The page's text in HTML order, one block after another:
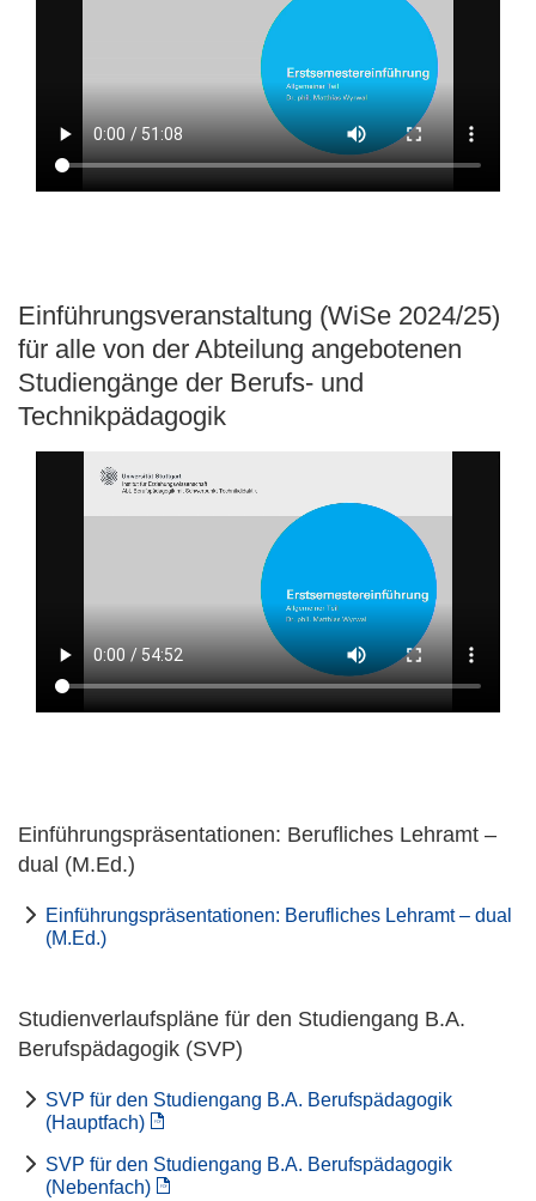
Einführungsveranstaltung (WiSe 2024/25)
für alle von der Abteilung angebotenen
Studiengänge der Berufs- und
Technikpädagogik
Einführungspräsentationen: Berufliches Lehramt –
dual (M.Ed.)
Einführungspräsentationen: Berufliches Lehramt – dual
(M.Ed.)
Studienverlaufspläne für den Studiengang B.A.
Berufspädagogik (SVP)
SVP für den Studiengang B.A. Berufspädagogik
(Hauptfach)
SVP für den Studiengang B.A. Berufspädagogik
(Nebenfach)